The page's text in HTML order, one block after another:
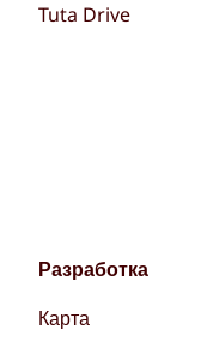
Tuta Drive
Разработка
Карта